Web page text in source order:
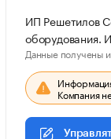
ИП Решетилов
оборудования.
Данные получены
Компания